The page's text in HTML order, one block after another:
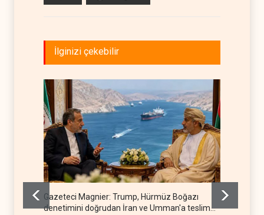
İlginizi çekebilir
Gazeteci Magnier: Trump, Hürmüz Boğazı
denetimini doğrudan İran ve Umman'a teslim